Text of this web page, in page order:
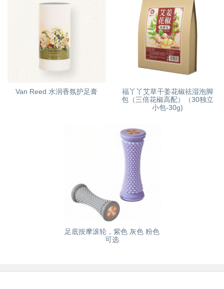
Van Reed 水润香氛护足膏
福丫丫艾草干姜花椒祛湿泡脚
包（三倍花椒高配）（30独立
小包-30g)
足底按摩滚轮，紫色 灰色 粉色
可选